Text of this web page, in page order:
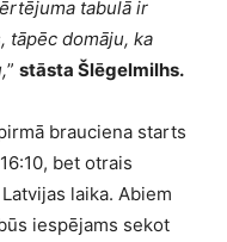
tabulā ir
tāpēc domāju, ka
” stāsta Šlēgelmilhs.
brauciena starts
bet otrais
laika. Abiem
iespējams sekot